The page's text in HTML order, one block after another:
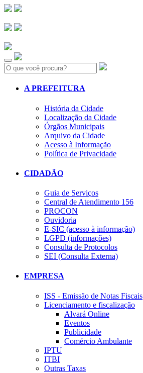
Search:
A PREFEITURA
História da Cidade
Localização da Cidade
Órgãos Municipais
Arquivo da Cidade
Acesso à Informação
Política de Privacidade
CIDADÃO
Guia de Serviços
Central de Atendimento 156
PROCON
Ouvidoria
E-SIC (acesso à informação)
LGPD (informações)
Consulta de Protocolos
SEI (Consulta Externa)
EMPRESA
ISS - Emissão de Notas Fiscais
Licenciamento e fiscalização
Alvará Online
Eventos
Publicidade
Comércio Ambulante
IPTU
ITBI
Outras Taxas